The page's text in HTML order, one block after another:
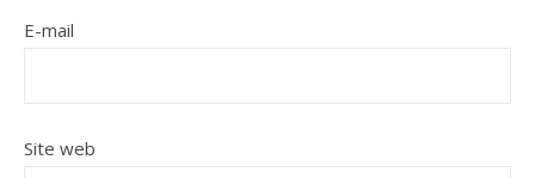
E-mail
Site web